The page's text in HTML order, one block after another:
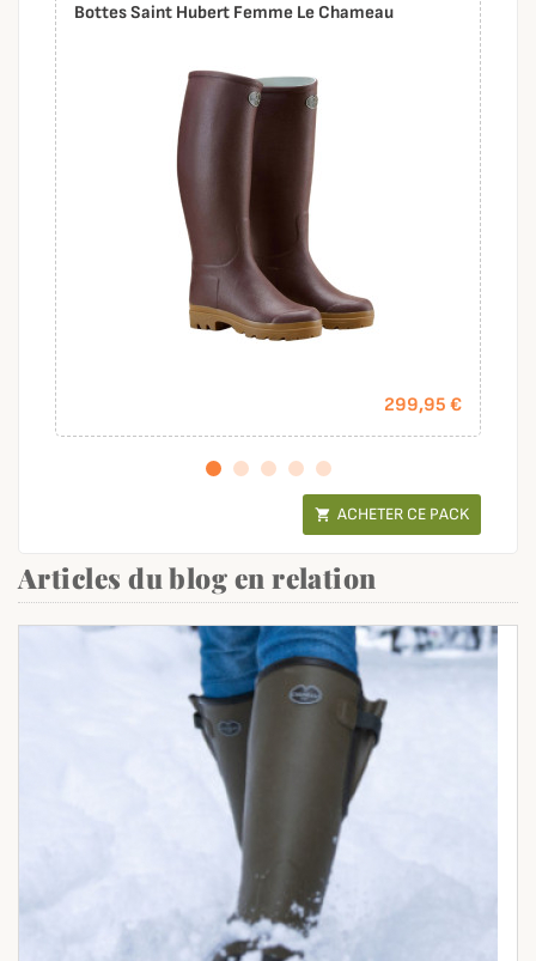
Bottes Saint Hubert Femme Le Chameau
299,95 €
 ACHETER CE PACK
Articles du blog en relation